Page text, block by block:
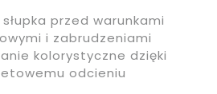
przed warunkami
i zabrudzeniami
kolorystyczne dzięki
odcieniu